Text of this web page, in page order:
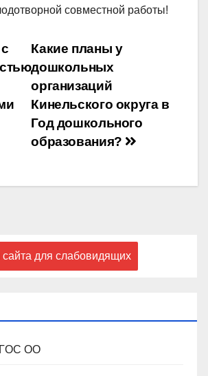
совместной работы!
Какие планы у
дошкольных
организаций
Кинельского округа в
Год дошкольного
образования?
для слабовидящих
ОО